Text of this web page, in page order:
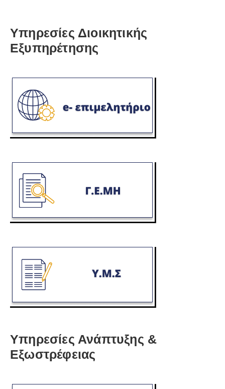
Υπηρεσίες Διοικητικής
Εξυπηρέτησης
Υπηρεσίες Ανάπτυξης &
Εξωστρέφειας